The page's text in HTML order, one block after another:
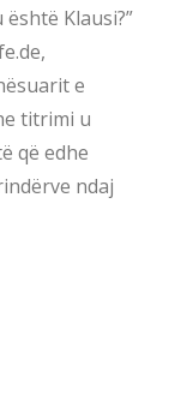
Klausi?”
e
titrimi u
që edhe
ndaj